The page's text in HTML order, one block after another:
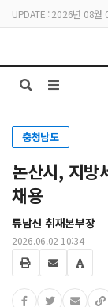
UPDATE : 2026년 08월
충청남도
논산시, 지방
채용
류남신 취재본부장
2026.06.02 10:34